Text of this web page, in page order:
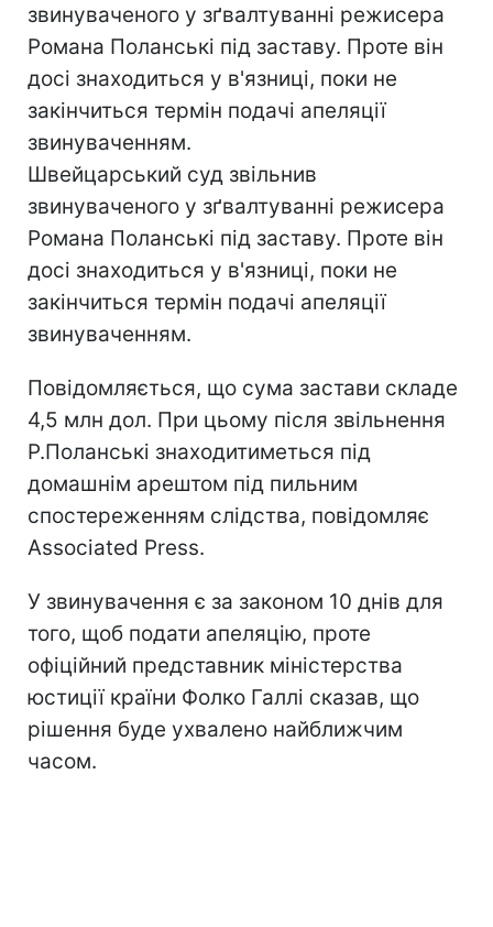
звинуваченого у зґвалтуванні режисера
Романа Поланські під заставу. Проте він
досі знаходиться у в'язниці, поки не
закінчиться термін подачі апеляції
звинуваченням.
Швейцарський суд звільнив
звинуваченого у зґвалтуванні режисера
Романа Поланські під заставу. Проте він
досі знаходиться у в'язниці, поки не
закінчиться термін подачі апеляції
звинуваченням.
Повідомляється, що сума застави складе
4,5 млн дол. При цьому після звільнення
Р.Поланські знаходитиметься під
домашнім арештом під пильним
спостереженням слідства, повідомляє
Associated Press.
У звинувачення є за законом 10 днів для
того, щоб подати апеляцію, проте
офіційний представник міністерства
юстиції країни Фолко Галлі сказав, що
рішення буде ухвалено найближчим
часом.